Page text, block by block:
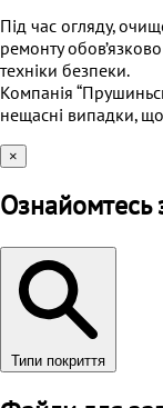
Під час огляду,
ремонту
техніки безпеки.
Компанія
нещасні випадки,
×
Ознайомтесь
Типи покриття